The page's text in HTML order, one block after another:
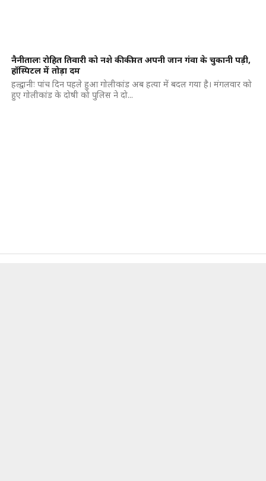
नैनीतालः रोहित तिवारी को नशे की कीमत अपनी जान गंवा के चुकानी पड़ी,
हॉस्पिटल में तोड़ा दम
हल्द्वानीः पांच दिन पहले हुआ गोलीकांड अब हत्या में बदल गया है। मंगलवार को
हुए गोलीकांड के दोषी को पुलिस ने दो...